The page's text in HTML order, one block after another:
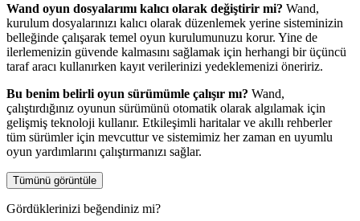
Wand oyun dosyalarımı kalıcı olarak değiştirir mi? Wand,
kurulum dosyalarınızı kalıcı olarak düzenlemek yerine sisteminizin
belleğinde çalışarak temel oyun kurulumunuzu korur. Yine de
ilerlemenizin güvende kalmasını sağlamak için herhangi bir üçüncü
taraf aracı kullanırken kayıt verilerinizi yedeklemenizi öneririz.
Bu benim belirli oyun sürümümle çalışır mı? Wand,
çalıştırdığınız oyunun sürümünü otomatik olarak algılamak için
gelişmiş teknoloji kullanır. Etkileşimli haritalar ve akıllı rehberler
tüm sürümler için mevcuttur ve sistemimiz her zaman en uyumlu
oyun yardımlarını çalıştırmanızı sağlar.
Tümünü görüntüle
Gördüklerinizi beğendiniz mi?